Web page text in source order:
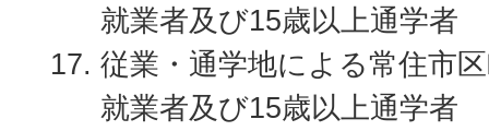
就業者及び15歳以上通学者
従業・通学地による常住市
就業者及び15歳以上通学者